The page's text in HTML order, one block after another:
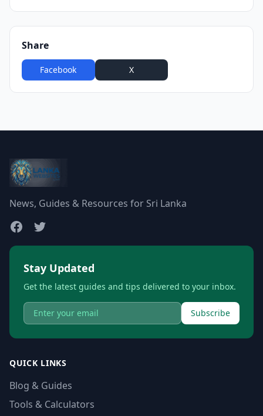
Share
Facebook X
News, Guides & Resources for Sri Lanka
Stay Updated
Get the latest guides and tips delivered to your inbox.
Subscribe
QUICK LINKS
Blog & Guides
Tools & Calculators